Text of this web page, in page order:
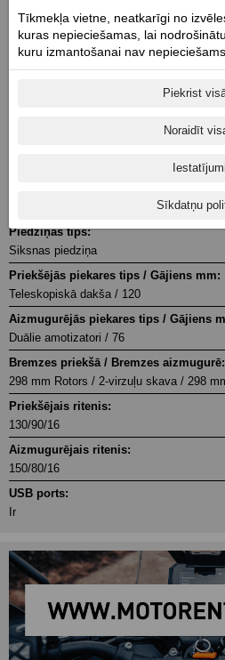
Cilindra diametrs un gājiens mm:
93 x 73.6
Dzinēja taktis / Kompresijas pakāpe:
Elektroniskā degvielas iesmidzināšana
Piedziņas tips:
Siksnas piedziņa
Priekšējās piekares tips / Gājiens mm:
Teleskopiskā dakša / 120
Aizmugurējās piekares tips / Gājiens
Duālie amotizatori / 76
Bremzes priekšā / Bremzes aizmugurē:
298 mm Rotors / 2-virzuļu skava / 298
Priekšējais ritenis:
130/90/16
Aizmugurējais ritenis:
150/80/16
USB ports:
Ir
Tīkmekļa vietne, neatkarīgi no
kuras nepieciešamas, lai
kuru izmantošanai nav
Piekrist
Noraidīt
Iestatījumi
Sīkdatņu